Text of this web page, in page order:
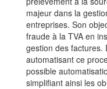
majeur dans la
entreprises. Son
fraude à la TVA en
gestion des factures.
automatisant ce
possible
simplifiant ainsi les